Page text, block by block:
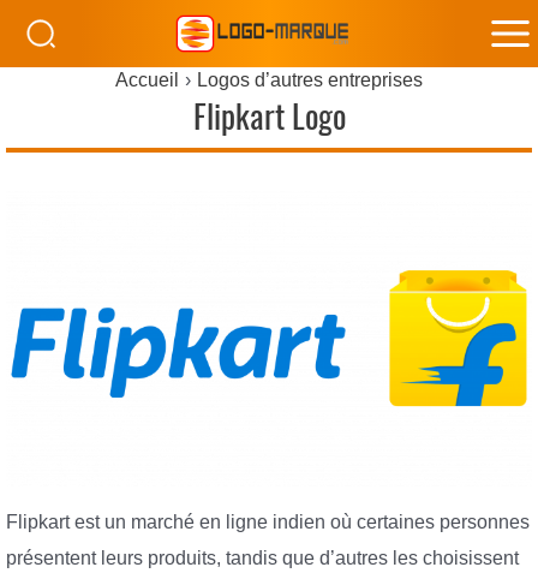
Accueil Logos d’autres entreprises
Flipkart Logo
Flipkart est un marché en ligne indien où certaines personnes
présentent leurs produits, tandis que d’autres les choisissent